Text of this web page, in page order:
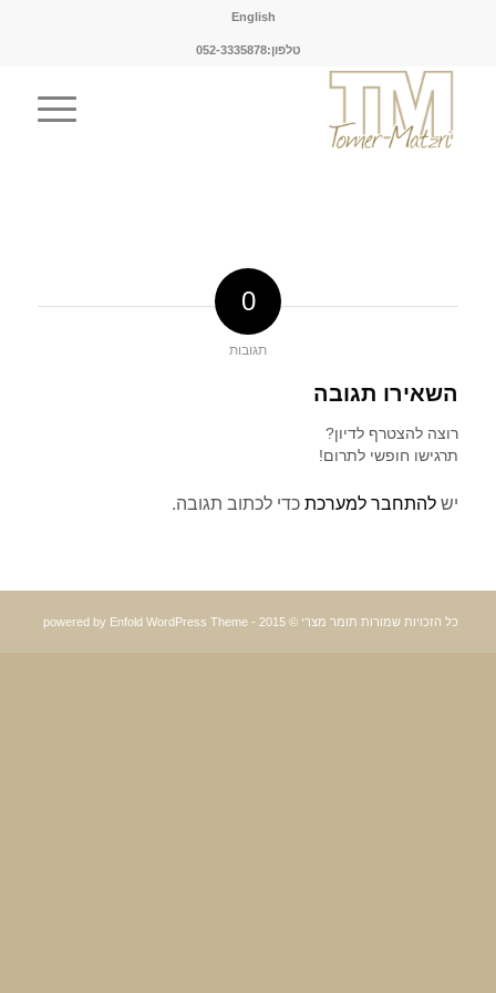
English
טלפון:052-3335878
0
תגובות
השאירו תגובה
רוצה להצטרף לדיון?
תרגישו חופשי לתרום!
יש להתחבר למערכתכדי לכתוב תגובה.
כל הזכויות שמורות תומר מצרי © 2015 - powered by Enfold WordPress Theme